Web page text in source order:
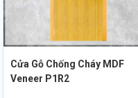
Cửa Gỗ Chống Cháy MDF
Veneer P1R2